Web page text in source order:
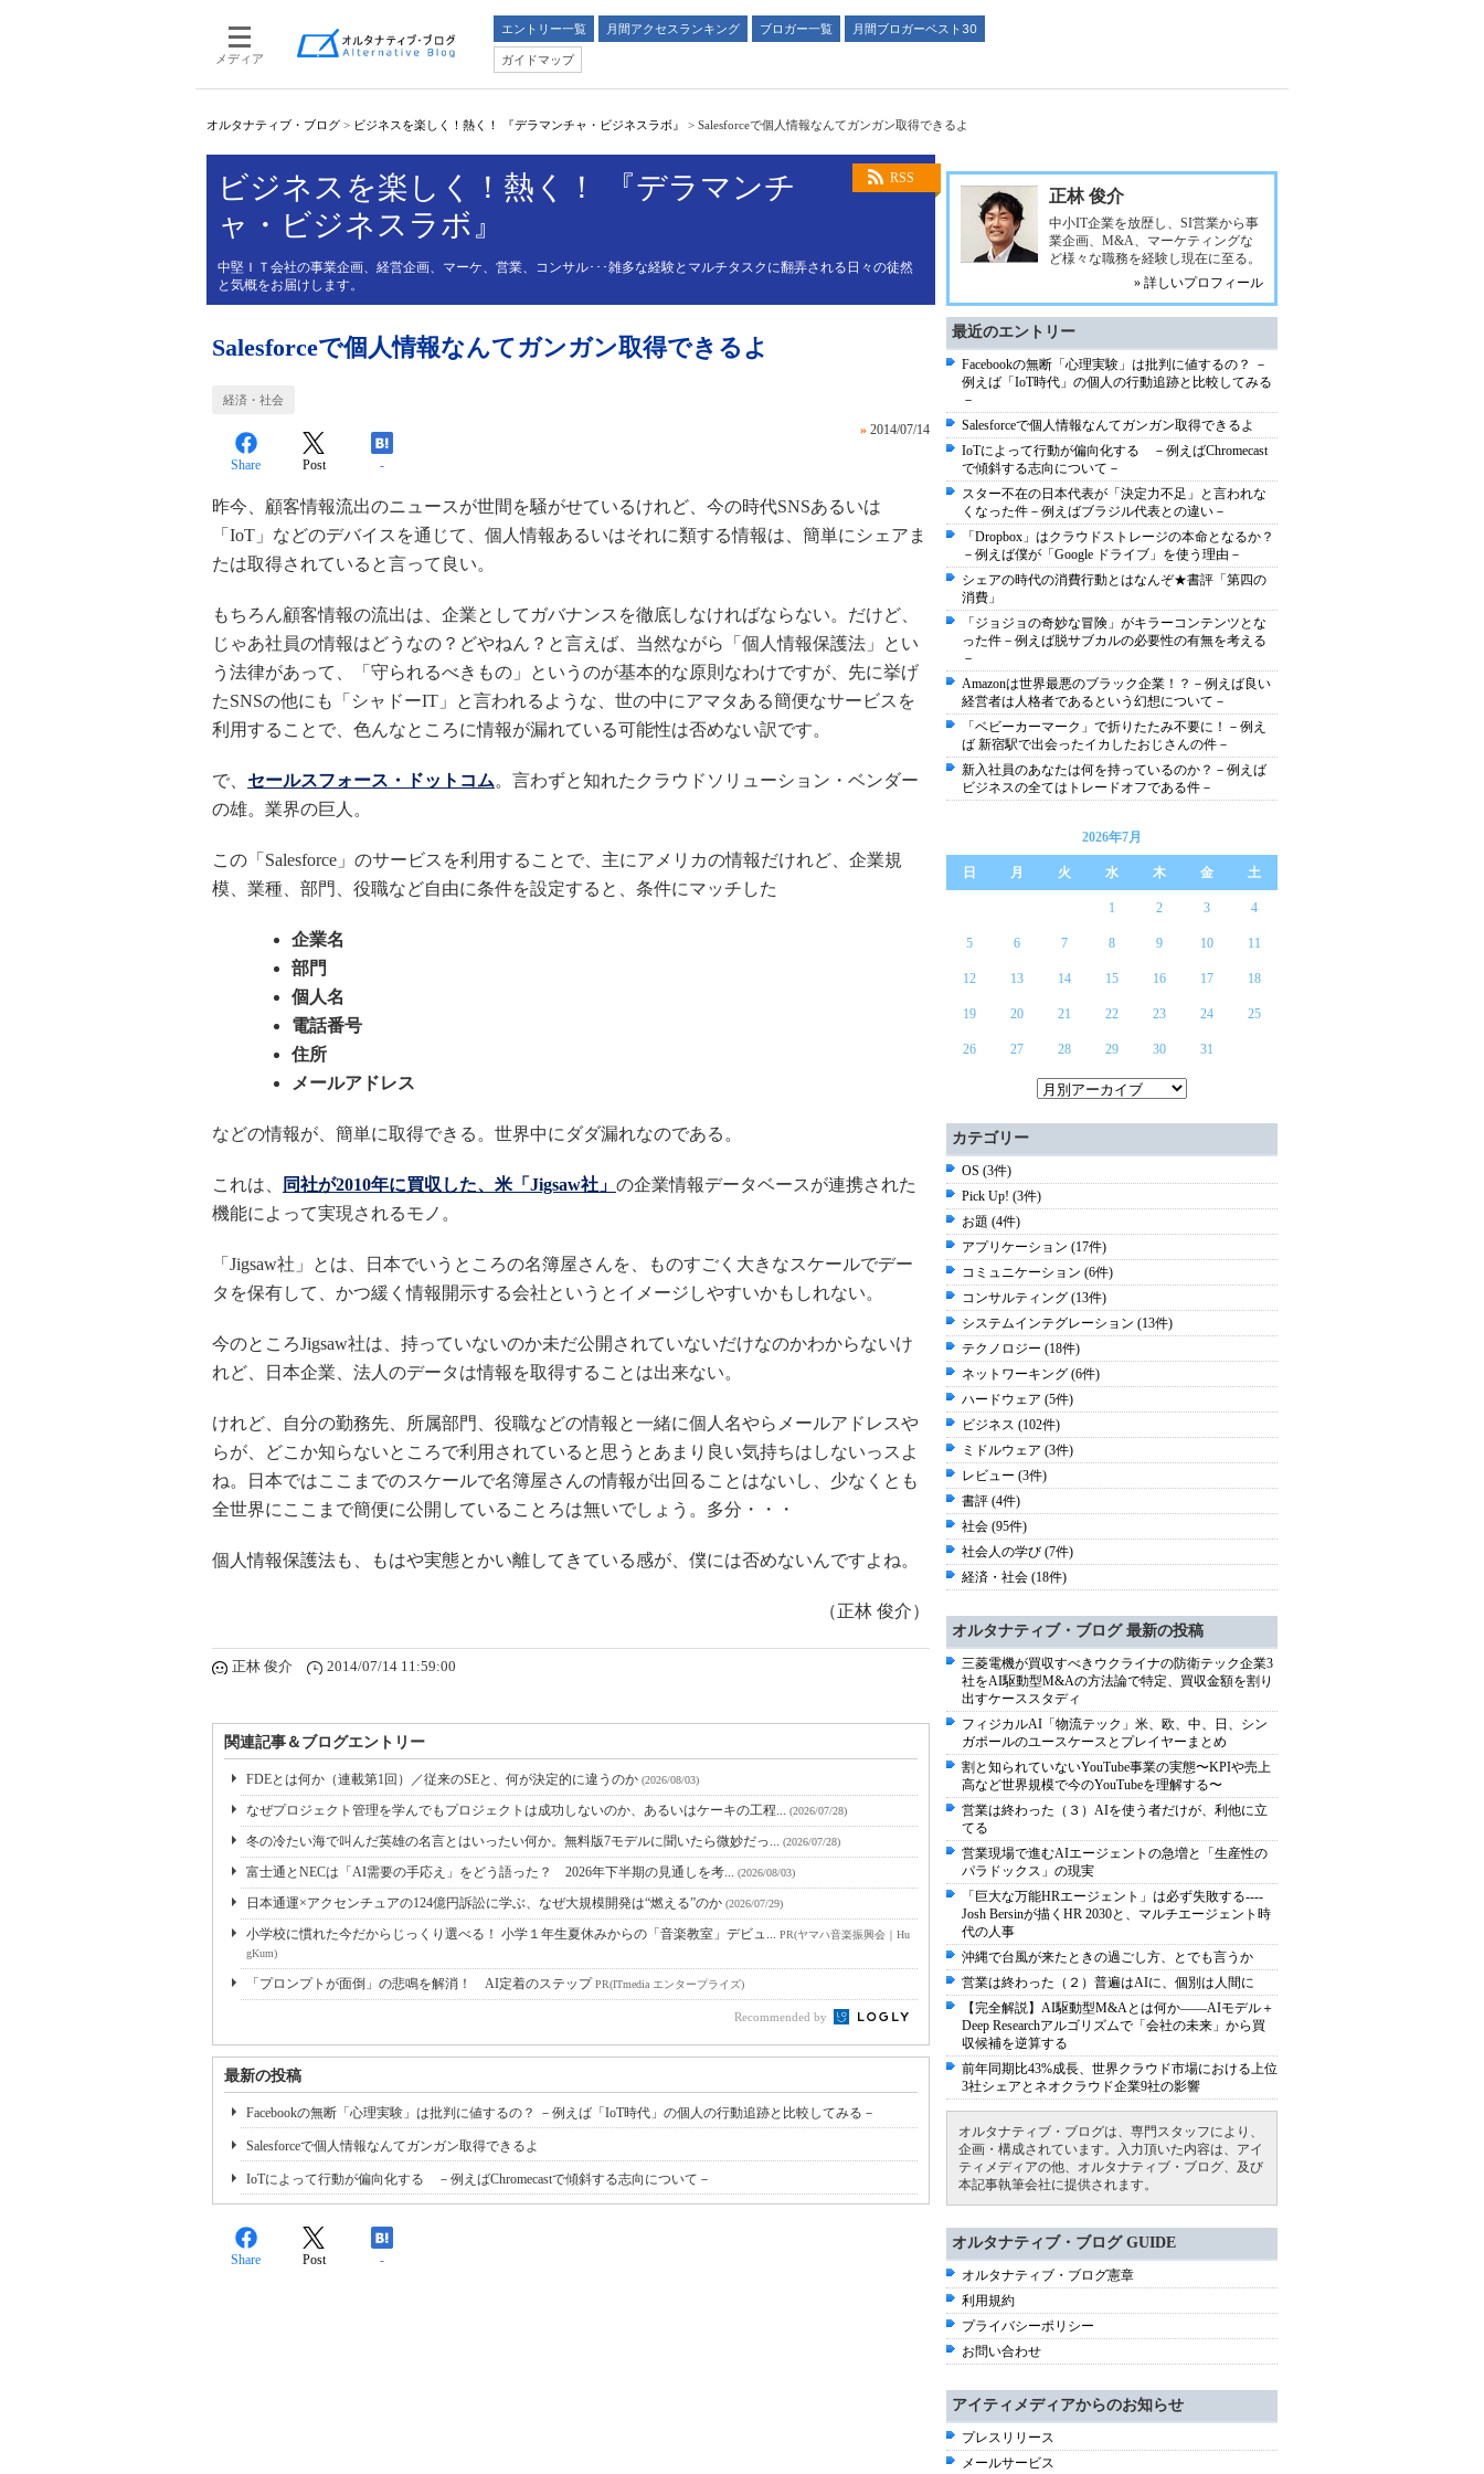
メディア
エントリー一覧 月間アクセスランキング ブロガー一覧
月間ブロガーベスト30
ガイドマップ
オルタナティブ・ブログ > ビジネスを楽しく！熱く！ 『デラマンチャ・ビジネスラボ』 > Salesforceで個人情報なんてガンガン取得できるよ
RSS
ビジネスを楽しく！熱く！ 『デラマンチ
ャ・ビジネスラボ』
中堅ＩＴ会社の事業企画、経営企画、マーケ、営業、コンサル･･･雑多な経験とマルチタスクに翻弄される日々の徒然
と気概をお届けします。
Salesforceで個人情報なんてガンガン取得できるよ
経済・社会
» 2014/07/14
Share Post -
昨今、顧客情報流出のニュースが世間を騒がせているけれど、今の時代SNSあるいは
「IoT」などのデバイスを通じて、個人情報あるいはそれに類する情報は、簡単にシェアま
たは取得されていると言って良い。
もちろん顧客情報の流出は、企業としてガバナンスを徹底しなければならない。だけど、
じゃあ社員の情報はどうなの？どやねん？と言えば、当然ながら「個人情報保護法」とい
う法律があって、「守られるべきもの」というのが基本的な原則なわけですが、先に挙げ
たSNSの他にも「シャドーIT」と言われるような、世の中にアマタある簡便なサービスを
利用することで、色んなところに情報が漏れている可能性は否めない訳です。
で、 セールスフォース・ドットコム。言わずと知れたクラウドソリューション・ベンダー
の雄。業界の巨人。
この「Salesforce」のサービスを利用することで、主にアメリカの情報だけれど、企業規
模、業種、部門、役職など自由に条件を設定すると、条件にマッチした
企業名
部門
個人名
電話番号
住所
メールアドレス
などの情報が、簡単に取得できる。世界中にダダ漏れなのである。
これは、 同社が2010年に買収した、米「Jigsaw社」 の企業情報データベースが連携された
機能によって実現されるモノ。
「Jigsaw社」とは、日本でいうところの名簿屋さんを、ものすごく大きなスケールでデー
タを保有して、かつ緩く情報開示する会社というとイメージしやすいかもしれない。
今のところJigsaw社は、持っていないのか未だ公開されていないだけなのかわからないけ
れど、日本企業、法人のデータは情報を取得することは出来ない。
けれど、自分の勤務先、所属部門、役職などの情報と一緒に個人名やらメールアドレスや
らが、どこか知らないところで利用されていると思うとあまり良い気持ちはしないっスよ
ね。日本ではここまでのスケールで名簿屋さんの情報が出回ることはないし、少なくとも
全世界にここまで簡便に公開していることろは無いでしょう。多分・・・
個人情報保護法も、もはや実態とかい離してきている感が、僕には否めないんですよね。
（正林 俊介）
正林 俊介 2014/07/14 11:59:00
関連記事＆ブログエントリー
FDEとは何か（連載第1回）／従来のSEと、何が決定的に違うのか (2026/08/03)
なぜプロジェクト管理を学んでもプロジェクトは成功しないのか、あるいはケーキの工程... (2026/07/28)
冬の冷たい海で叫んだ英雄の名言とはいったい何か。無料版7モデルに聞いたら微妙だっ... (2026/07/28)
富士通とNECは「AI需要の手応え」をどう語った？ 2026年下半期の見通しを考... (2026/08/03)
日本通運×アクセンチュアの124億円訴訟に学ぶ、なぜ大規模開発は“燃える”のか (2026/07/29)
小学校に慣れた今だからじっくり選べる！ 小学１年生夏休みからの「音楽教室」デビュ... PR(ヤマハ音楽振興会｜Hu
gKum)
「プロンプトが面倒」の悲鳴を解消！ AI定着のステップPR(ITmedia エンタープライズ)
Recommended by
最新の投稿
Facebookの無断「心理実験」は批判に値するの？ －例えば「IoT時代」の個人の行動追跡と比較してみる－
Salesforceで個人情報なんてガンガン取得できるよ
IoTによって行動が偏向化する －例えばChromecastで傾斜する志向について－
Share Post -
正林 俊介
中小IT企業を放歴し、SI営業から事
業企画、M&A、マーケティングな
ど様々な職務を経験し現在に至る。
» 詳しいプロフィール
最近のエントリー
Facebookの無断「心理実験」は批判に値するの？ －
例えば「IoT時代」の個人の行動追跡と比較してみる
－
Salesforceで個人情報なんてガンガン取得できるよ
IoTによって行動が偏向化する －例えばChromecast
で傾斜する志向について－
スター不在の日本代表が「決定力不足」と言われな
くなった件－例えばブラジル代表との違い－
「Dropbox」はクラウドストレージの本命となるか？
－例えば僕が「Google ドライブ」を使う理由－
シェアの時代の消費行動とはなんぞ★書評「第四の
消費」
「ジョジョの奇妙な冒険」がキラーコンテンツとな
った件－例えば脱サブカルの必要性の有無を考える
－
Amazonは世界最悪のブラック企業！？－例えば良い
経営者は人格者であるという幻想について－
「ベビーカーマーク」で折りたたみ不要に！－例え
ば 新宿駅で出会ったイカしたおじさんの件－
新入社員のあなたは何を持っているのか？－例えば
ビジネスの全てはトレードオフである件－
2026年7月
日 月 火 水 木 金 土
1 2 3 4
5 6 7 8 9 10 11
12 13 14 15 16 17 18
19 20 21 22 23 24 25
26 27 28 29 30 31
カテゴリー
OS (3件)
Pick Up! (3件)
お題 (4件)
アプリケーション (17件)
コミュニケーション (6件)
コンサルティング (13件)
システムインテグレーション (13件)
テクノロジー (18件)
ネットワーキング (6件)
ハードウェア (5件)
ビジネス (102件)
ミドルウェア (3件)
レビュー (3件)
書評 (4件)
社会 (95件)
社会人の学び (7件)
経済・社会 (18件)
オルタナティブ・ブログ 最新の投稿
三菱電機が買収すべきウクライナの防衛テック企業3
社をAI駆動型M&Aの方法論で特定、買収金額を割り
出すケーススタディ
フィジカルAI「物流テック」米、欧、中、日、シン
ガポールのユースケースとプレイヤーまとめ
割と知られていないYouTube事業の実態〜KPIや売上
高など世界規模で今のYouTubeを理解する〜
営業は終わった（３）AIを使う者だけが、利他に立
てる
営業現場で進むAIエージェントの急増と「生産性の
パラドックス」の現実
「巨大な万能HRエージェント」は必ず失敗する----
Josh Bersinが描くHR 2030と、マルチエージェント時
代の人事
沖縄で台風が来たときの過ごし方、とでも言うか
営業は終わった（２）普遍はAIに、個別は人間に
【完全解説】AI駆動型M&Aとは何か――AIモデル＋
Deep Researchアルゴリズムで「会社の未来」から買
収候補を逆算する
前年同期比43%成長、世界クラウド市場における上位
3社シェアとネオクラウド企業9社の影響
オルタナティブ・ブログは、専門スタッフにより、
企画・構成されています。入力頂いた内容は、アイ
ティメディアの他、オルタナティブ・ブログ、及び
本記事執筆会社に提供されます。
オルタナティブ・ブログ GUIDE
オルタナティブ・ブログ憲章
利用規約
プライバシーポリシー
お問い合わせ
アイティメディアからのお知らせ
プレスリリース
メールサービス